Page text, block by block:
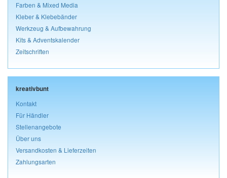
Farben & Mixed Media
Kleber & Klebebänder
Werkzeug & Aufbewahrung
Kits & Adventskalender
Zeitschriften
kreativbunt
Kontakt
Für Händler
Stellenangebote
Über uns
Versandkosten & Lieferzeiten
Zahlungsarten